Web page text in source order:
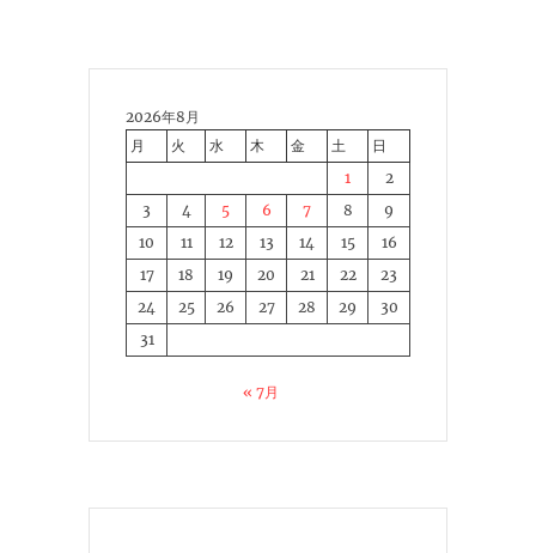
2026年8月
月
火 水 木 金 土
日
1
2
3
4 5 6 7 8
9
10
11 12 13 14 15
16
17
18 19 20 21 22
23
24
25 26 27 28 29
30
31
« 7月